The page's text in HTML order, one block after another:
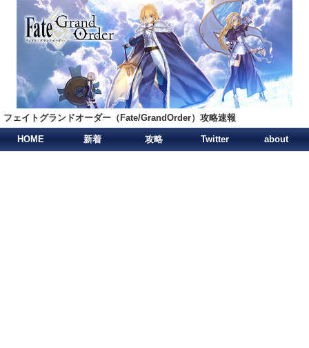
フェイトグランドオーダー（Fate/GrandOrder）攻略速報
HOME 新着 攻略 Twitter about